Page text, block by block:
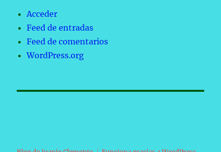
Acceder
Feed de entradas
Feed de comentarios
WordPress.org